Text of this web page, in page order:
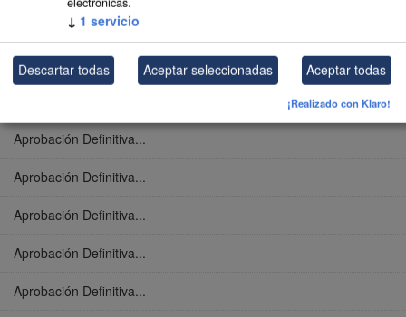
Aprobación Definitiva...
Aprobación Definitiva...
Aprobación Definitiva...
Aprobación Definitiva...
Aprobación Definitiva...
Aprobación Definitiva...
Aprobación Definitiva...
↓ 1 servicio
Descartar todas Aceptar seleccionadas Aceptar todas
¡Realizado con Klaro!